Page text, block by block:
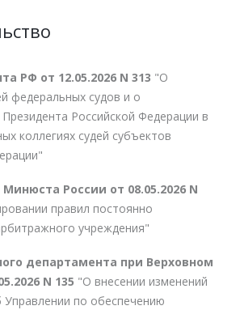
РФ от 12.05.2026 N 313 "О
федеральных судов и о
Российской Федерации в
коллегиях судей субъектов
России от 08.05.2026 N
правил постоянно
учреждения"
департамента при Верховном
N 135 "О внесении изменений
по обеспечению